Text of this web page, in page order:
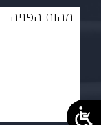
בשליחת הטופס אני